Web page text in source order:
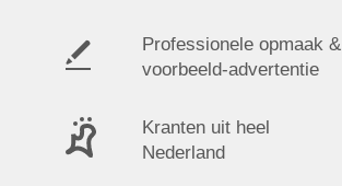
Professionele opmaak &
voorbeeld-advertentie
Kranten uit heel
Nederland